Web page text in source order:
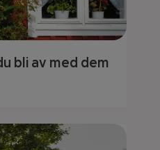
bli av med dem